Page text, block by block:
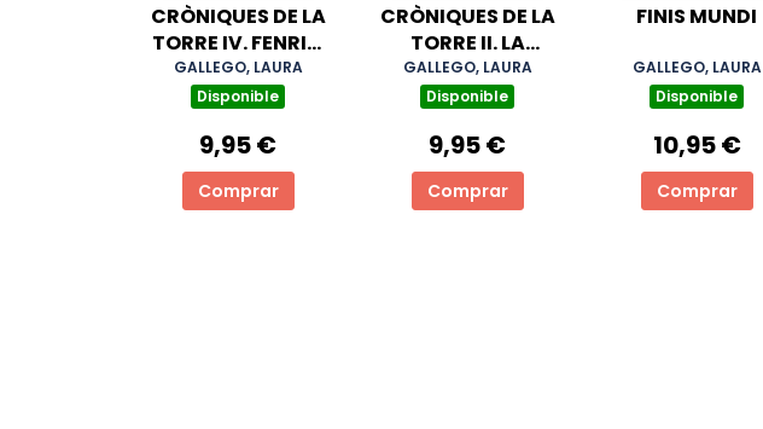
CRÒNIQUES DE LA
TORRE IV. FENRIS,
L'ELF
GALLEGO, LAURA
Disponible
9,95 €
Comprar
CRÒNIQUES DE LA
TORRE II. LA
MALEDICCIÓ DEL
MESTRE
GALLEGO, LAURA
Disponible
9,95 €
Comprar
FINIS MUNDI
GALLEGO, LAURA
Disponible
10,95 €
Comprar